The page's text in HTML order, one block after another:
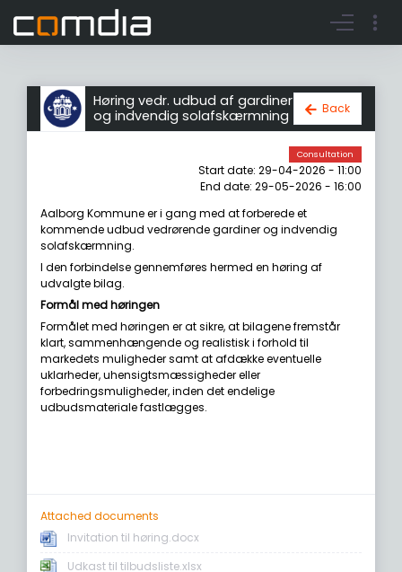
Go to login Register account
Høring vedr. udbud af gardiner
og indvendig solafskærmning
Back
Consultation
Start date: 29-04-2026 - 11:00
End date: 29-05-2026 - 16:00
Aalborg Kommune er i gang med at forberede et
kommende udbud vedrørende gardiner og indvendig
solafskærmning.
I den forbindelse gennemføres hermed en høring af
udvalgte bilag.
Formål med høringen
Formålet med høringen er at sikre, at bilagene fremstår
klart, sammenhængende og realistisk i forhold til
markedets muligheder samt at afdække eventuelle
uklarheder, uhensigtsmæssigheder eller
forbedringsmuligheder, inden det endelige
udbudsmateriale fastlægges.
Attached documents
Invitation til høring.docx
Udkast til tilbudsliste.xlsx